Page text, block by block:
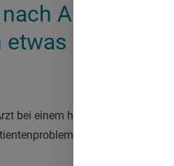
AMNOG ist
Licht in
bei einem hilfesuchenden
lösen? Gibt es